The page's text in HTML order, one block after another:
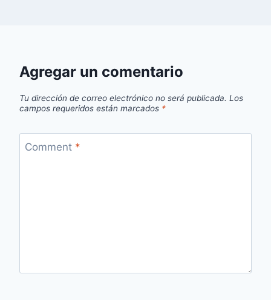
Agregar un comentario
Tu dirección de correo electrónico no será publicada. Los
campos requeridos están marcados *
Comment *